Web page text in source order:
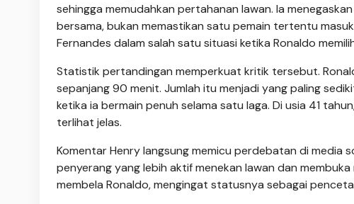
sehingga memudahkan pertahanan lawan. Ia
bersama, bukan memastikan satu pemain tertentu
Fernandes dalam salah satu situasi ketika Ronaldo
Statistik pertandingan memperkuat kritik tersebut.
sepanjang 90 menit. Jumlah itu menjadi yang paling
ketika ia bermain penuh selama satu laga. Di usia 41
terlihat jelas.
Komentar Henry langsung memicu perdebatan di media
penyerang yang lebih aktif menekan lawan dan
membela Ronaldo, mengingat statusnya sebagai